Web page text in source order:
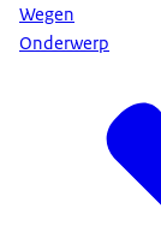
Wegen
Onderwerp